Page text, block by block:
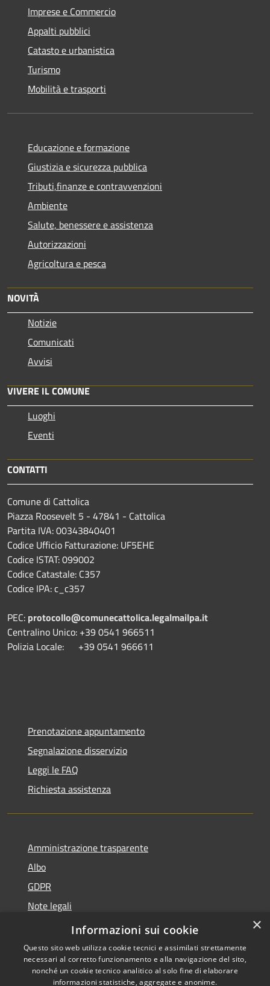
Imprese e Commercio
Appalti pubblici
Catasto e urbanistica
Turismo
Mobilità e trasporti
Educazione e formazione
Giustizia e sicurezza pubblica
Tributi,finanze e contravvenzioni
Ambiente
Salute, benessere e assistenza
Autorizzazioni
Agricoltura e pesca
NOVITÀ
Notizie
Comunicati
Avvisi
VIVERE IL COMUNE
Luoghi
Eventi
CONTATTI
Comune di Cattolica
Piazza Roosevelt 5 - 47841 - Cattolica
Partita IVA: 00343840401
Codice Ufficio Fatturazione: UF5EHE
Codice ISTAT: 099002
Codice Catastale: C357
Codice IPA: c_c357
PEC: protocollo@comunecattolica.legalmailpa.it
Centralino Unico: +39 0541 966511
Polizia Locale: +39 0541 966611
Prenotazione appuntamento
Segnalazione disservizio
Leggi le FAQ
Richiesta assistenza
Amministrazione trasparente
Albo
GDPR
Note legali
Dichiarazione di accessibilità
×
Informazioni sui cookie
Questo sito web utilizza cookie tecnici e assimilati strettamente
necessari al corretto funzionamento e alla navigazione del sito,
nonché un cookie tecnico analitico al solo fine di elaborare
informazioni statistiche, aggregate e anonime.